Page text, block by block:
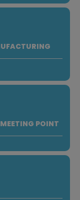
POINT